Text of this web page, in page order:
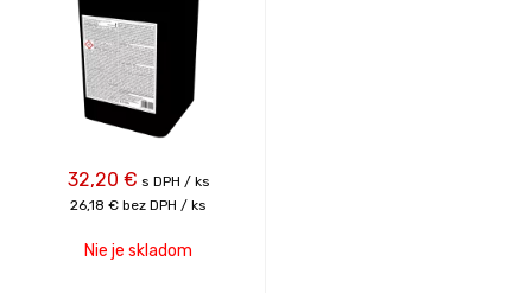
32,20 € s DPH / ks
26,18 € bez DPH / ks
Nie je skladom